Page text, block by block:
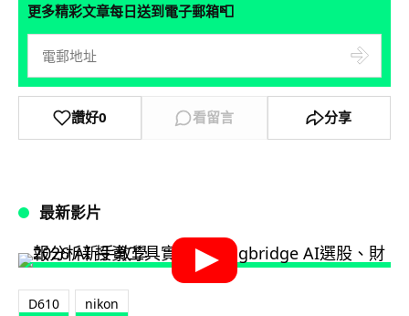
更多精彩文章每日送到電子郵箱📮
讚好0 看留言 分享
最新影片
D610 nikon